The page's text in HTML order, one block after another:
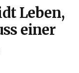
Leben,
einer